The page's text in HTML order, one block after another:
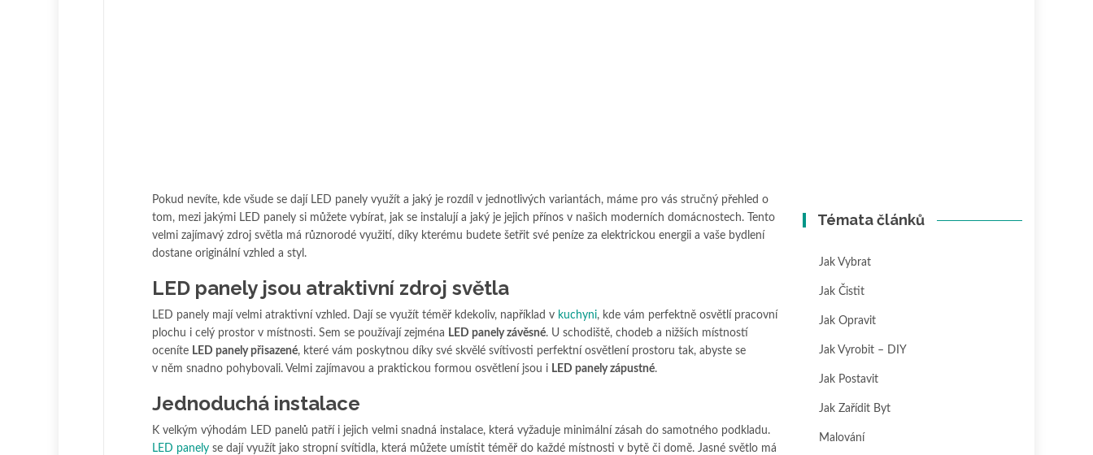
Pokud nevíte, kde všude se dají LED panely využít a jaký je rozdíl v jednotlivých variantách, máme pro vás stručný přehled o
tom, mezi jakými LED panely si můžete vybírat, jak se instalují a jaký je jejich přínos v našich moderních domácnostech. Tento
velmi zajímavý zdroj světla má různorodé využití, díky kterému budete šetřit své peníze za elektrickou energii a vaše bydlení
dostane originální vzhled a styl.
LED panely jsou atraktivní zdroj světla
LED panely mají velmi atraktivní vzhled. Dají se využít téměř kdekoliv, například v kuchyni, kde vám perfektně osvětlí pracovní
plochu i celý prostor v místnosti. Sem se používají zejména LED panely závěsné. U schodiště, chodeb a nižších místností
oceníte LED panely přisazené, které vám poskytnou díky své skvělé svítivosti perfektní osvětlení prostoru tak, abyste se
v něm snadno pohybovali. Velmi zajímavou a praktickou formou osvětlení jsou i LED panely zápustné.
Jednoduchá instalace
K velkým výhodám LED panelů patří i jejich velmi snadná instalace, která vyžaduje minimální zásah do samotného podkladu.
LED panely se dají využít jako stropní svítidla, která můžete umístit téměř do každé místnosti v bytě či domě. Jasné světlo má
Témata článků
Jak Vybrat
Jak Čistit
Jak Opravit
Jak Vyrobit – DIY
Jak Postavit
Jak Zařídit Byt
Malování